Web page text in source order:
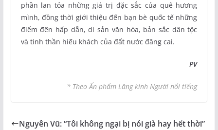
phần lan tỏa những giá trị đặc sắc của quê hương
mình, đồng thời giới thiệu đến bạn bè quốc tế những
điểm đến hấp dẫn, di sản văn hóa, bản sắc dân tộc
và tinh thần hiếu khách của đất nước đăng cai.
PV
* Theo Ấn phẩm Lăng kính Người nổi tiếng
Nguyên Vũ: “Tôi không ngại bị nói già hay hết thời”